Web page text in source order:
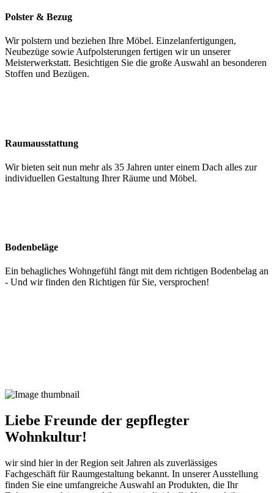
Polster & Bezug
Wir polstern und beziehen Ihre Möbel. Einzelanfertigungen,
Neubezüge sowie Aufpolsterungen fertigen wir un unserer
Meisterwerkstatt. Besichtigen Sie die große Auswahl an besonderen
Stoffen und Bezügen.
Raumausstattung
Wir bieten seit nun mehr als 35 Jahren unter einem Dach alles zur
individuellen Gestaltung Ihrer Räume und Möbel.
Bodenbeläge
Ein behagliches Wohngefühl fängt mit dem richtigen Bodenbelag an
- Und wir finden den Richtigen für Sie, versprochen!
Liebe Freunde der gepflegter
Wohnkultur!
wir sind hier in der Region seit Jahren als zuverlässiges
Fachgeschäft für Raumgestaltung bekannt. In unserer Ausstellung
finden Sie eine umfangreiche Auswahl an Produkten, die Ihr